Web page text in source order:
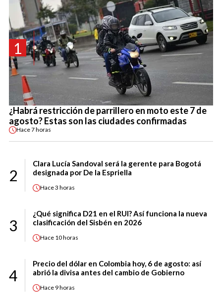
1
¿Habrá restricción de parrillero en moto este 7 de
agosto? Estas son las ciudades confirmadas
Hace7 horas
2
Clara Lucía Sandoval será la gerente para Bogotá
designada por De la Espriella
Hace3 horas
3
¿Qué significa D21 en el RUI? Así funciona la nueva
clasificación del Sisbén en 2026
Hace 10 horas
4
Precio del dólar en Colombia hoy, 6 de agosto: así
abrió la divisa antes del cambio de Gobierno
Hace 9 horas